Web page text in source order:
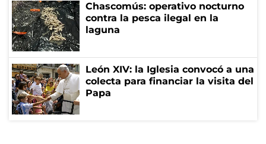
Chascomús: operativo nocturno
contra la pesca ilegal en la
laguna
León XIV: la Iglesia convocó a una
colecta para financiar la visita del
Papa